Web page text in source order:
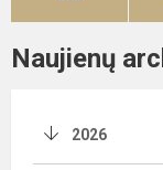
Naujienų
2026